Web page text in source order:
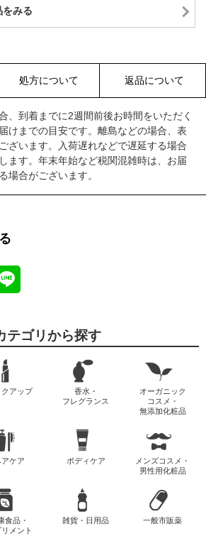
みる
処方について 返品について
、到着までに2週間前後お時間をいただく
けまでの目安です。離島などの場合、表
ざいます。入荷遅れなどで遅延する場合
ます。年末年始など税関混雑時は、お届
場合がございます。
テゴリから探す
クアップ
香水・
フレグランス
オーガニック
コスメ・
無添加化粧品
アケア ボディケア
メンズコスメ・
男性用化粧品
食品・
メント
雑貨・日用品 一般市販薬